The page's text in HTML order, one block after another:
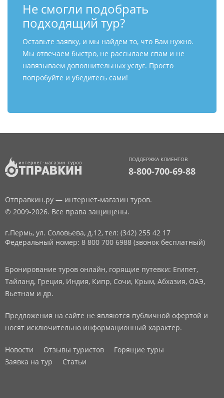
Не смогли подобрать
подходящий тур?
Оставьте заявку, и мы найдем то, что Вам нужно.
Мы отвечаем быстро, не рассылаем спам и не
навязываем дополнительных услуг. Просто
попробуйте и убедитесь сами!
ПОДДЕРЖКА КЛИЕНТОВ
8-800-700-69-88
Отправкин.ру — интернет-магазин туров.
© 2009-2026. Все права защищены.
г.Пермь, ул. Соловьева, д.12, тел: (342) 255 42 17
Федеральный номер: 8 800 700 6988 (звонок бесплатный)
Бронирование туров онлайн, горящие путевки: Египет,
Тайланд, Греция, Индия, Кипр, Сочи, Крым, Абхазия, ОАЭ,
Вьетнам и др.
Предложения на сайте не являются публичной офертой и
носят исключительно информационный характер.
Новости Отзывы туристов
Горящие туры
Заявка на тур
Статьи